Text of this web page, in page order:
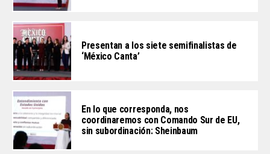
Presentan a los siete semifinalistas de
‘México Canta’
En lo que corresponda, nos
coordinaremos con Comando Sur de EU,
sin subordinación: Sheinbaum